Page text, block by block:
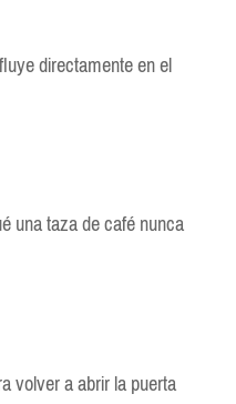
directamente en el
una taza de café nunca
volver a abrir la puerta